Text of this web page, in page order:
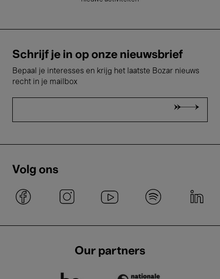
Schrijf je in op onze nieuwsbrief
Bepaal je interesses en krijg het laatste Bozar nieuws
recht in je mailbox
Volg ons
Our partners